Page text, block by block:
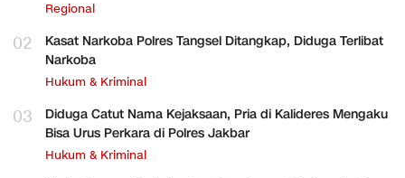
Regional
02
Kasat Narkoba Polres Tangsel Ditangkap, Diduga Terlibat
Narkoba
Hukum & Kriminal
03
Diduga Catut Nama Kejaksaan, Pria di Kalideres Mengaku
Bisa Urus Perkara di Polres Jakbar
Hukum & Kriminal